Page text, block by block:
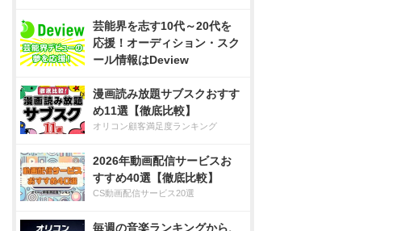
芸能界を志す10代～20代を
応援！オーディション・スク
ール情報はDeview
漫画読み放題サブスクおすす
め11選【徹底比較】
オリコン顧客満足度ランキング
2026年動画配信サービスお
すすめ40選【徹底比較】
CS動画配信サービス20選
毎週の音楽ランキングから、